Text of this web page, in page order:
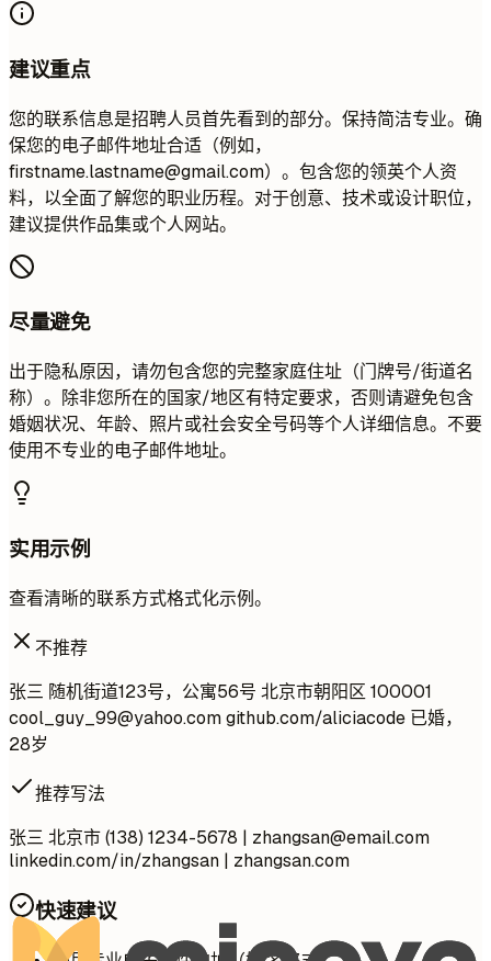
建议重点
您的联系信息是招聘人员首先看到的部分。保持简洁专业。确
保您的电子邮件地址合适（例如，
firstname.lastname@gmail.com）。包含您的领英个人资
料，以全面了解您的职业历程。对于创意、技术或设计职位，
建议提供作品集或个人网站。
尽量避免
出于隐私原因，请勿包含您的完整家庭住址（门牌号/街道名
称）。除非您所在的国家/地区有特定要求，否则请避免包含
婚姻状况、年龄、照片或社会安全号码等个人详细信息。不要
使用不专业的电子邮件地址。
实用示例
查看清晰的联系方式格式化示例。
不推荐
张三 随机街道123号，公寓56号 北京市朝阳区 100001
cool_guy_99@yahoo.comgithub.com/aliciacode 已婚，
28岁
推荐写法
张三 北京市 (138) 1234-5678 | zhangsan@email.com
linkedin.com/in/zhangsan | zhangsan.com
快速建议